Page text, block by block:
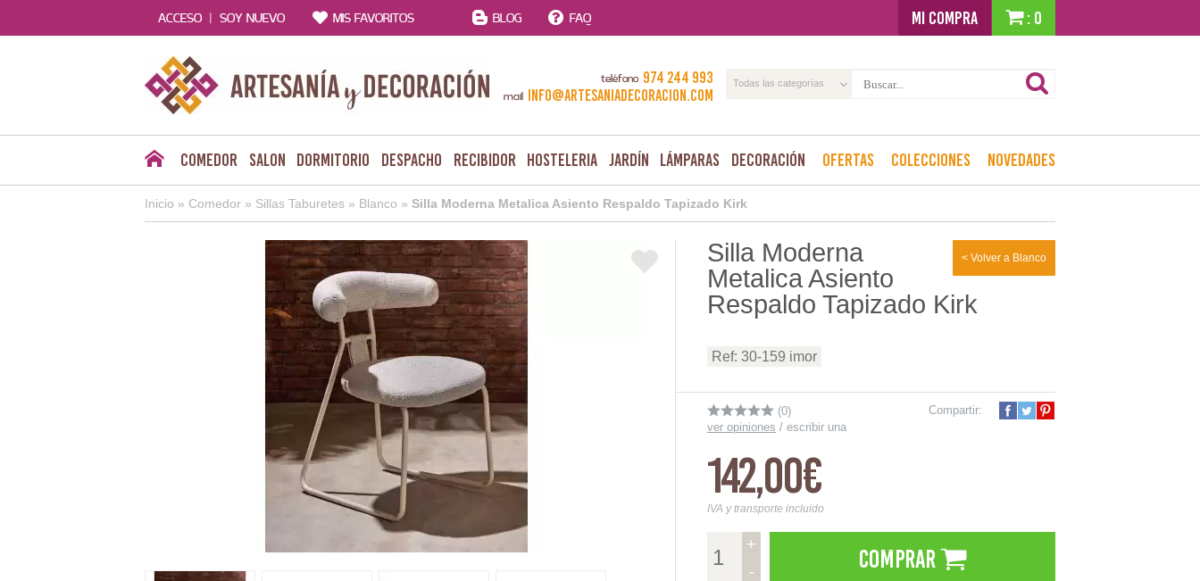
ACCESO | SOY NUEVO MIS FAVORITOS BLOG FAQ MI COMPRA : 0
teléfono 974 244 993
mail info@artesaniadecoracion.com
Todas las categorías
Comedor Salon Dormitorio Despacho Recibidor Hosteleria Jardín Lámparas Decoración Ofertas Colecciones Novedades
Inicio » Comedor » Sillas Taburetes » Blanco » Silla Moderna Metalica Asiento Respaldo Tapizado Kirk
< Volver a Blanco
Silla Moderna
Metalica Asiento
Respaldo Tapizado Kirk
Ref: 30-159 imor
(0)
ver opiniones / escribir una
Compartir:
142,00€
IVA y transporte incluido
+
-
Comprar